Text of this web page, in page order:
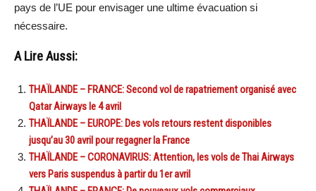
pays de l’UE pour envisager une ultime évacuation si
nécessaire.
A Lire Aussi:
THAÏLANDE – FRANCE: Second vol de rapatriement organisé avec
Qatar Airways le 4 avril
THAÏLANDE – EUROPE: Des vols retours restent disponibles
jusqu’au 30 avril pour regagner la France
THAÏLANDE – CORONAVIRUS: Attention, les vols de Thai Airways
vers Paris suspendus à partir du 1er avril